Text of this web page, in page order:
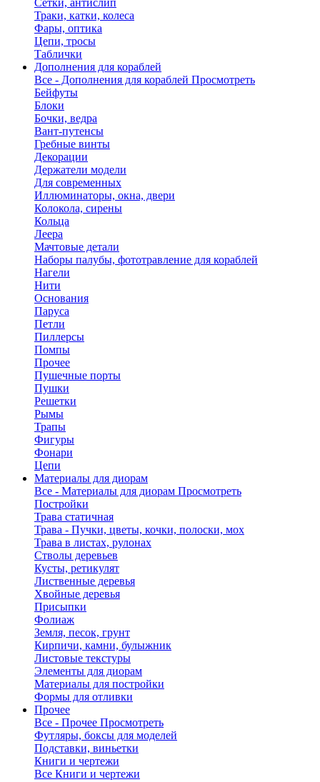
Сетки, антислип
Траки, катки, колеса
Фары, оптика
Цепи, тросы
Таблички
Дополнения для кораблей
Все - Дополнения для кораблей Просмотреть
Бейфуты
Блоки
Бочки, ведра
Вант-путенсы
Гребные винты
Декорации
Держатели модели
Для современных
Иллюминаторы, окна, двери
Колокола, сирены
Кольца
Леера
Мачтовые детали
Наборы палубы, фототравление для кораблей
Нагели
Нити
Основания
Паруса
Петли
Пиллерсы
Помпы
Прочее
Пушечные порты
Пушки
Решетки
Рымы
Трапы
Фигуры
Фонари
Цепи
Материалы для диорам
Все - Материалы для диорам Просмотреть
Постройки
Трава статичная
Трава - Пучки, цветы, кочки, полоски, мох
Трава в листах, рулонах
Стволы деревьев
Кусты, ретикулят
Лиственные деревья
Хвойные деревья
Присыпки
Фолиаж
Земля, песок, грунт
Кирпичи, камни, булыжник
Листовые текстуры
Элементы для диорам
Материалы для постройки
Формы для отливки
Прочее
Все - Прочее Просмотреть
Футляры, боксы для моделей
Подставки, виньетки
Книги и чертежи
Все Книги и чертежи